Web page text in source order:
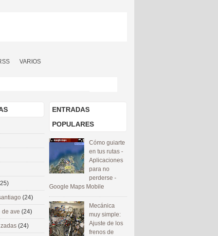
VARIOS
ENTRADAS
POPULARES
Cómo guiarte
en tus rutas -
Aplicaciones
para no
perderse -
Google Maps Mobile
Mecánica
muy simple:
Ajuste de los
frenos de
(24)
de ave (24)
(24)